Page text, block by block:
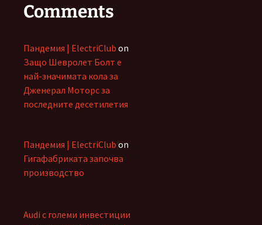
Comments
Пандемия | ElectriClub on
Защо Шевролет Болт е
най-значимата кола за
Дженерал Моторс за
последните десетилетия
Пандемия | ElectriClub on
Гигафабриката започва
производство
Audi с големи инвестиции